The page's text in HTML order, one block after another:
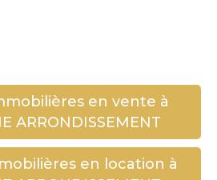
en vente à
ARRONDISSEMENT
en location à